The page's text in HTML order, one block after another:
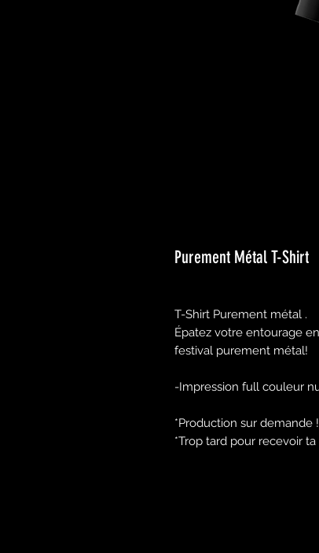
Purement Métal T-Shirt
T-Shirt Purement métal .
Épatez votre entourage
festival purement métal!
-Impression full couleur
*Production sur demande
*Trop tard pour recevoir